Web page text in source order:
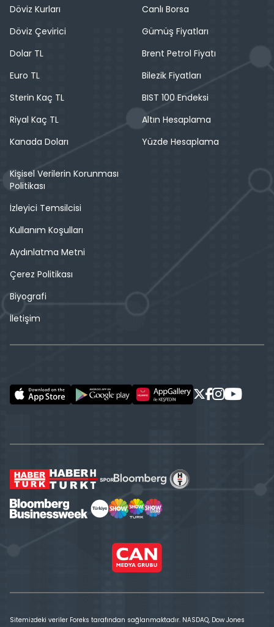
Döviz Kurları
Döviz Çevirici
Dolar TL
Euro TL
Sterin Kaç TL
Riyal Kaç TL
Kanada Doları
Canlı Borsa
Gümüş Fiyatları
Brent Petrol Fiyatı
Bilezik Fiyatları
BIST 100 Endeksi
Altın Hesaplama
Yüzde Hesaplama
Kişisel Verilerin Korunması
Politikası
İzleyici Temsilcisi
Kullanım Koşulları
Aydınlatma Metni
Çerez Politikası
Biyografi
İletişim
Sitemizdeki veriler Foreks tarafından sağlanmaktadır. NASDAQ, Dow Jones